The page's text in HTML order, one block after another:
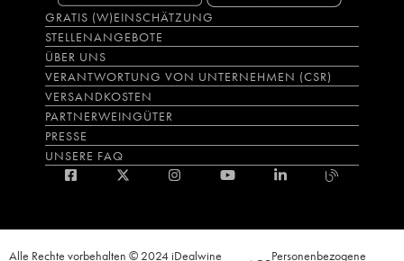
GRATIS (W)EINSCHÄTZUNG
STELLENANGEBOTE
ÜBER UNS
VERANTWORTUNG VON UNTERNEHMEN (CSR)
VERSANDKOSTEN
PARTNERWEINGÜTER
PRESSE
UNSERE FAQ
Alle Rechte vorbehalten © 2024 iDealwine Personenbezogene